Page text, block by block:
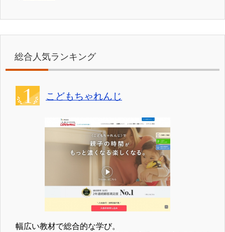
総合人気ランキング
こどもちゃれんじ
幅広い教材で総合的な学び。